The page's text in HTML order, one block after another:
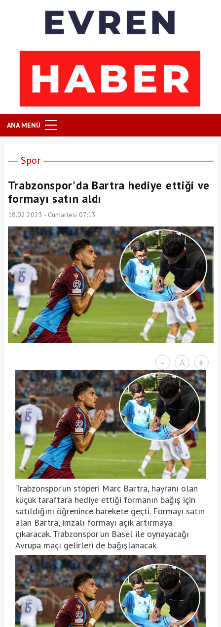
ANA MENÜ
Spor
Trabzonspor'da Bartra hediye ettiği ve
formayı satın aldı
18.02.2023 - Cumartesi 07:13
- A +
Trabzonspor’un stoperi Marc Bartra, hayranı olan
küçük taraftara hediye ettiği formanın bağış için
satıldığını öğrenince harekete geçti. Formayı satın
alan Bartra, imzalı formayı açık artırmaya
çıkaracak. Trabzonspor'un Basel ile oynayacağı
Avrupa maçı gelirleri de bağışlanacak.